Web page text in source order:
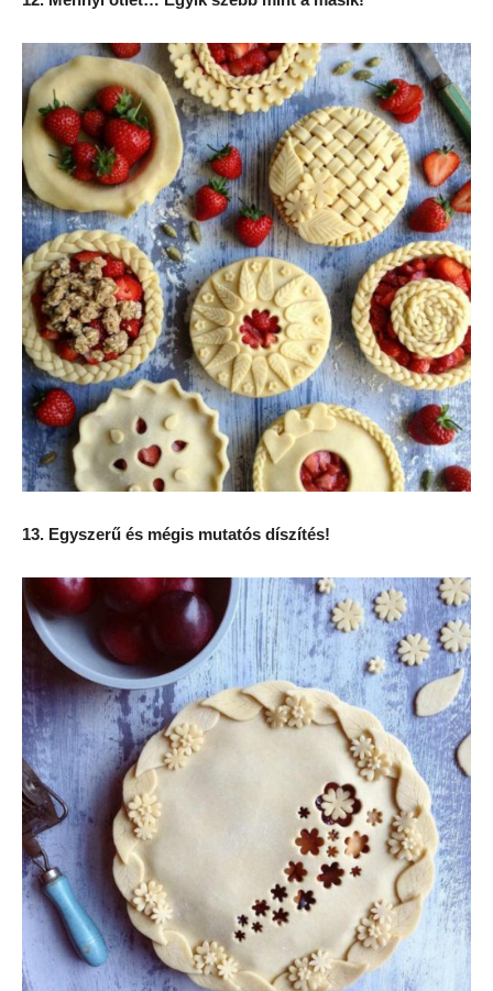
13. Egyszerű és mégis mutatós díszítés!